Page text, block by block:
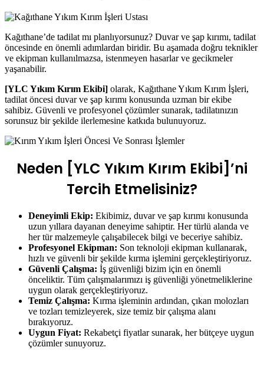
Kağıthane’de tadilat mı planlıyorsunuz? Duvar ve şap kırımı, tadilat
öncesinde en önemli adımlardan biridir. Bu aşamada doğru teknikler
ve ekipman kullanılmazsa, istenmeyen hasarlar ve gecikmeler
yaşanabilir.
[YLC Yıkım Kırım Ekibi] olarak, Kağıthane Yıkım Kırım İşleri,
tadilat öncesi duvar ve şap kırımı konusunda uzman bir ekibe
sahibiz. Güvenli ve profesyonel çözümler sunarak, tadilatınızın
sorunsuz bir şekilde ilerlemesine katkıda bulunuyoruz.
Neden [YLC Yıkım Kırım Ekibi]’ni
Tercih Etmelisiniz?
Deneyimli Ekip: Ekibimiz, duvar ve şap kırımı konusunda
uzun yıllara dayanan deneyime sahiptir. Her türlü alanda ve
her tür malzemeyle çalışabilecek bilgi ve beceriye sahibiz.
Profesyonel Ekipman: Son teknoloji ekipman kullanarak,
hızlı ve güvenli bir şekilde kırma işlemini gerçekleştiriyoruz.
Güvenli Çalışma: İş güvenliği bizim için en önemli
önceliktir. Tüm çalışmalarımızı iş güvenliği yönetmeliklerine
uygun olarak gerçekleştiriyoruz.
Temiz Çalışma: Kırma işleminin ardından, çıkan molozları
ve tozları temizleyerek, size temiz bir çalışma alanı
bırakıyoruz.
Uygun Fiyat: Rekabetçi fiyatlar sunarak, her bütçeye uygun
çözümler sunuyoruz.